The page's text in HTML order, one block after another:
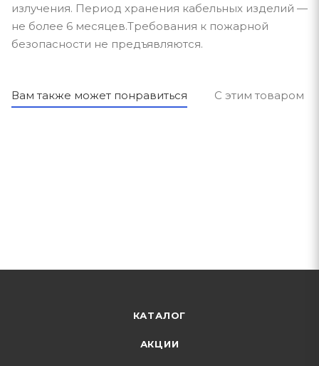
излучения. Период хранения кабельных изделий —
не более 6 месяцев.Требования к пожарной
безопасности не предъявляются.
Вам также может понравиться С этим товаром
КАТАЛОГ
АКЦИИ